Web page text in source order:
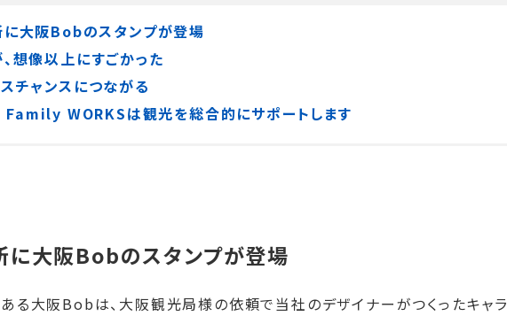
大阪Bobのスタンプが登場
想像以上にすごかった
チャンスにつながる
Family WORKSは観光を総合的にサポートします
に大阪Bobのスタンプが登場
る大阪Bobは、大阪観光局様の依頼で当社のデザイナーがつくったキャ